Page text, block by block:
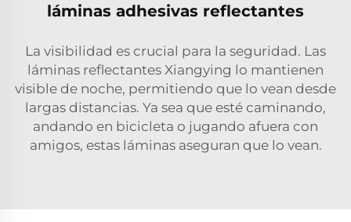
láminas adhesivas reflectantes
La visibilidad es crucial para la seguridad. Las
láminas reflectantes Xiangying lo mantienen
visible de noche, permitiendo que lo vean desde
largas distancias. Ya sea que esté caminando,
andando en bicicleta o jugando afuera con
amigos, estas láminas aseguran que lo vean.